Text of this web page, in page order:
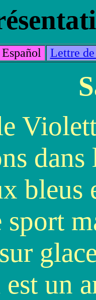
Lettre
dans
bleus
sport
un